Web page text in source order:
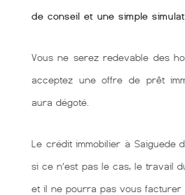
de conseil et une simple
Vous ne serez redevable des
acceptez une offre de prêt
aura dégoté.
Le crédit immobilier à Saiguede
si ce n’est pas le cas, le travail
et il ne pourra pas vous facturer